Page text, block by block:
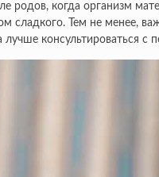
родов, когда организм
сладкого. Тем не менее,
лучше консультироваться с